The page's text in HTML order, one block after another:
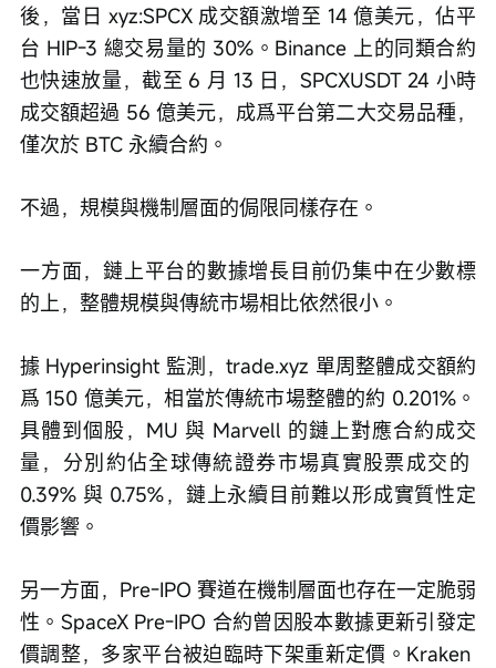
後，當日 xyz:SPCX 成交額激增至 14 億美元，佔平
台 HIP-3 總交易量的 30%。Binance 上的同類合約
也快速放量，截至 6 月 13 日，SPCXUSDT 24 小時
成交額超過 56 億美元，成爲平台第二大交易品種，
僅次於 BTC 永續合約。
不過，規模與機制層面的侷限同樣存在。
一方面，鏈上平台的數據增長目前仍集中在少數標
的上，整體規模與傳統市場相比依然很小。
據 Hyperinsight 監測，trade.xyz 單周整體成交額約
爲 150 億美元，相當於傳統市場整體的約 0.201%。
具體到個股，MU 與 Marvell 的鏈上對應合約成交
量，分別約佔全球傳統證券市場真實股票成交的
0.39% 與 0.75%， 鏈上永續目前難以形成實質性定
價影響。
另一方面，Pre-IPO 賽道在機制層面也存在一定脆弱
性。SpaceX Pre-IPO 合約曾因股本數據更新引發定
價調整，多家平台被迫臨時下架重新定價。Kraken